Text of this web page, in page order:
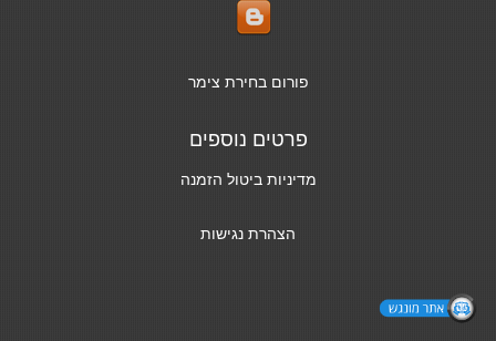
פורום בחירת צימר
פרטים נוספים
מדיניות ביטול הזמנה
הצהרת נגישות